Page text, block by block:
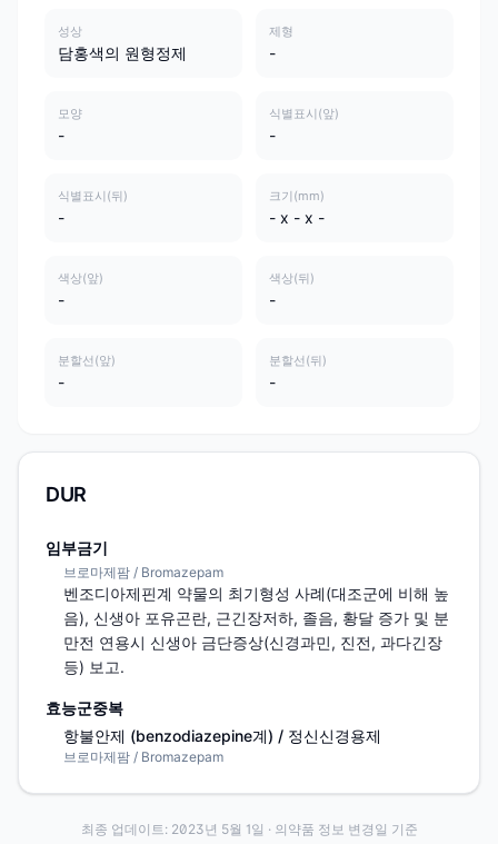
성상
담홍색의 원형정제
제형
-
모양
-
식별표시(앞)
-
식별표시(뒤)
-
크기(mm)
- x - x -
색상(앞)
-
색상(뒤)
-
분할선(앞)
-
분할선(뒤)
-
DUR
임부금기
브로마제팜 / Bromazepam
벤조디아제핀계 약물의 최기형성 사례(대조군에 비해 높
음), 신생아 포유곤란, 근긴장저하, 졸음, 황달 증가 및 분
만전 연용시 신생아 금단증상(신경과민, 진전, 과다긴장
등) 보고.
효능군중복
항불안제 (benzodiazepine계) / 정신신경용제
브로마제팜 / Bromazepam
최종 업데이트: 2023년 5월 1일 · 의약품 정보 변경일 기준